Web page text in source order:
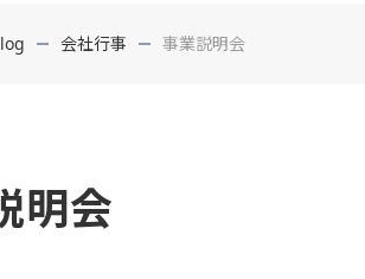
会社行事 事業説明会
明会